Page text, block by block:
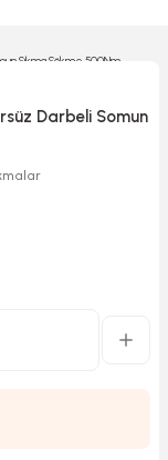
Darbeli Somun